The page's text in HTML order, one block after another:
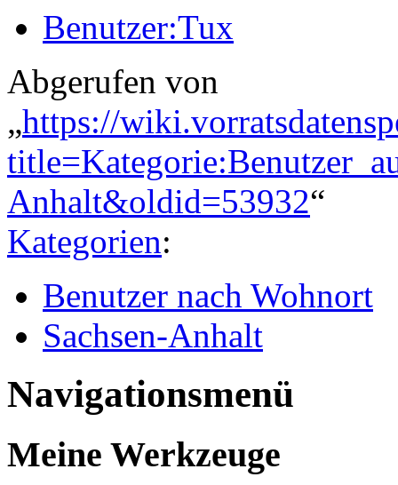
Benutzer:Tux
Abgerufen von
„https://
Anhalt&oldid=53932“
Kategorien:
Benutzer nach Wohnort
Sachsen-Anhalt
Navigationsmenü
Meine Werkzeuge